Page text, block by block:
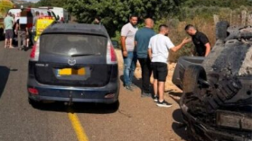
ינוח: מבנה רב תכליתי ב-120 מלש"ח